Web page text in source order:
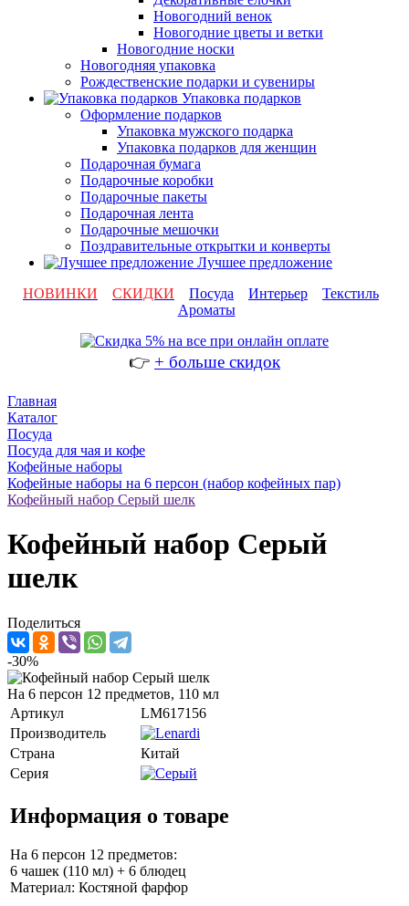
Новогодний венок
Новогодние цветы и ветки
Новогодние носки
Новогодняя упаковка
Рождественские подарки и сувениры
Упаковка подарков
Оформление подарков
Упаковка мужского подарка
Упаковка подарков для женщин
Подарочная бумага
Подарочные коробки
Подарочные пакеты
Подарочная лента
Подарочные мешочки
Поздравительные открытки и конверты
Лучшее предложение
НОВИНКИ
СКИДКИ Посуда Интерьер
Текстиль
Ароматы
👉 + больше скидок
Главная
Каталог
Посуда
Посуда для чая и кофе
Кофейные наборы
Кофейные наборы на 6 персон (набор кофейных пар)
Кофейный набор Серый шелк
Кофейный набор Серый
шелк
Поделиться
-30%
На 6 персон 12 предметов, 110 мл
Артикул
LM617156
Производитель
Страна
Китай
Серия
Информация о товаре
На 6 персон 12 предметов:
6 чашек (110 мл) + 6 блюдец
Материал: Костяной фарфор